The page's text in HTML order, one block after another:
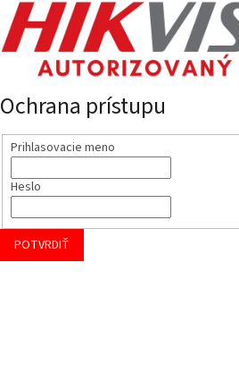
Ochrana prístupu
Prihlasovacie meno
Heslo
POTVRDIŤ